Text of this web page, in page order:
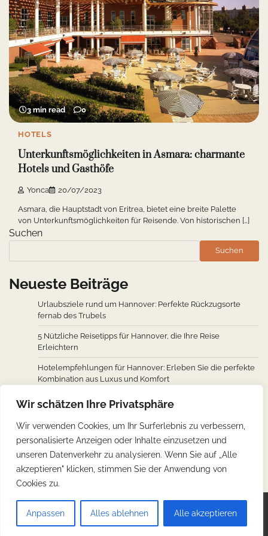
Wir schätzen Ihre Privatsphäre
Wir verwenden Cookies, um Ihr Surferlebnis zu verbessern,
personalisierte Anzeigen oder Inhalte einzusetzen und
unseren Datenverkehr zu analysieren. Wenn Sie auf „Alle
akzeptieren" klicken, stimmen Sie der Anwendung von
Cookies zu.
Anpassen Alles ablehnen Alle akzeptieren
3 min read 0
HOTELS
Unterkunftsmöglichkeiten in Asmara: charmante
Hotels und Gasthöfe
Yonca 20/07/2023
Asmara, die Hauptstadt von Eritrea, bietet eine breite Palette
von Unterkunftsmöglichkeiten für Reisende. Von historischen […]
Suchen
Suchen
Neueste Beiträge
Urlaubsziele rund um Hannover: Perfekte Rückzugsorte
fernab des Trubels
5 Nützliche Reisetipps für Hannover, die Ihre Reise
Erleichtern
Hotelempfehlungen für Hannover: Erleben Sie die perfekte
Kombination aus Luxus und Komfort
Wie man von den wichtigsten Städten weltweit nach
Hannover fliegt: Ein Überblick über Flugverbindungen
Hannovers kulinarische Reise: Unverzichtbare traditionelle
deutsche Köstlichkeiten
Copyright © 2026 Günstig Reisen Impressum
|